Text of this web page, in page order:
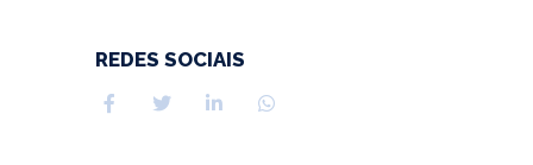
REDES SOCIAIS